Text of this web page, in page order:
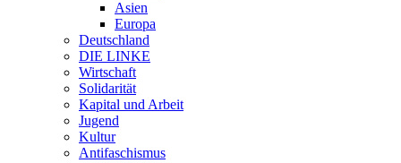
Asien
Europa
Deutschland
DIE LINKE
Wirtschaft
Solidarität
Kapital und Arbeit
Jugend
Kultur
Antifaschismus